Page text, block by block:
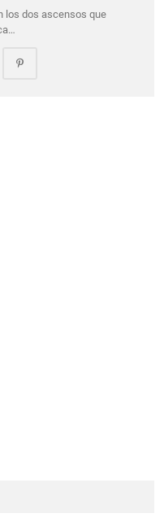
los dos ascensos que